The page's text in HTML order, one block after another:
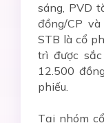
sáng, PVD
đồng/CP
STB là cổ
trì được
12.500
phiếu.
Tại nhóm